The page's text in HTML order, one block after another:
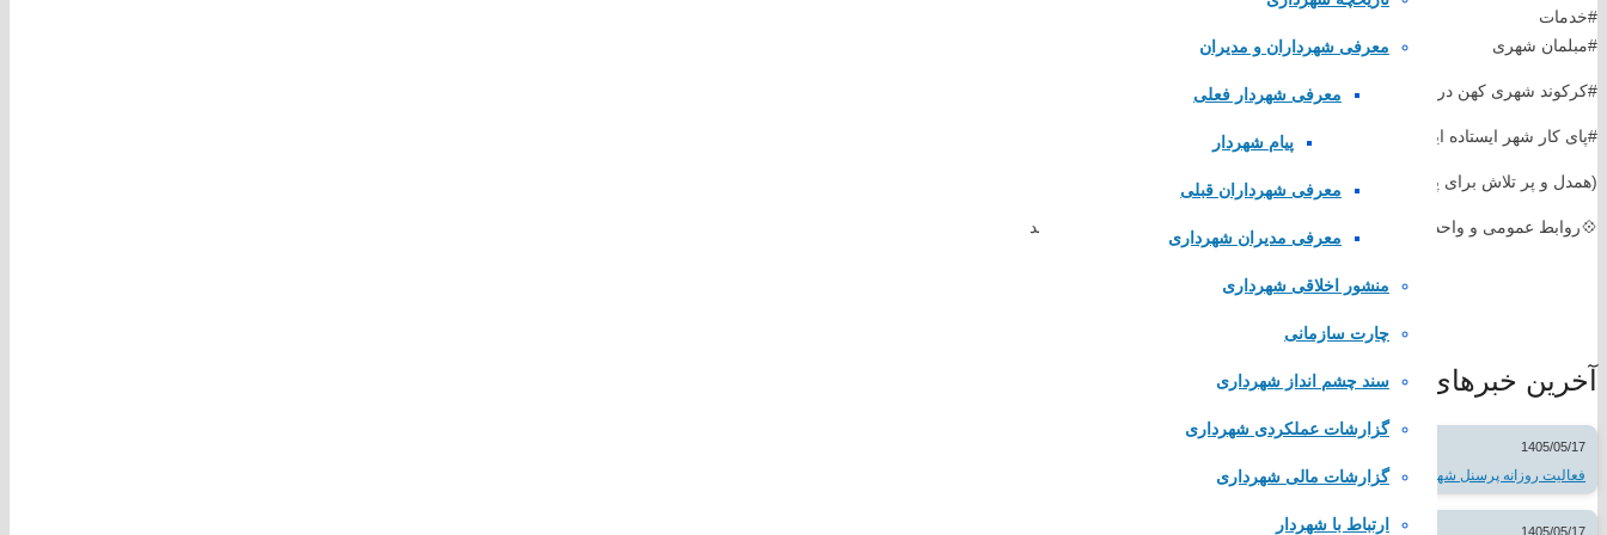
معرفی شهرداران و مدیران
معرفی شهردار فعلی
پیام شهردار
معرفی شهرداران قبلی
معرفی مدیران شهرداری
منشور اخلاقی شهرداری
چارت سازمانی
سند چشم انداز شهرداری
گزارشات عملکردی شهرداری
گزارشات مالی شهرداری
ارتباط با شهردار
#خدمات
#مبلمان شهری
#کرکوند شهری کهن در تکاپوی شکوفایی
#پای کار شهر ایستاده ایم
(همدل و پر تلاش برای پیشرفت شهر کرکوند )
💠روابط عمومی و واحد ارتباطات مردمی شهرداری و شورای اسلامی شهر کرکوند
آخرین خبرهای شهر
1405/05/17
فعالیت روزانه پرسنل شهرداری
1405/05/17
پایگاه اطلاع رسانی ریاست جمهوری
وزارت کشور
قوه قضاییه کشور
سازمان شهرداری ها و دهیاری های کشور
لینک های محلی
پایگاه همیاری شهرداری های اصفهان